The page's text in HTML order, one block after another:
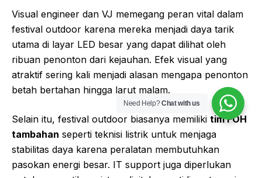
Visual engineer dan VJ memegang peran vital dalam
festival outdoor karena mereka menjadi daya tarik
utama di layar LED besar yang dapat dilihat oleh
ribuan penonton dari kejauhan. Efek visual yang
atraktif sering kali menjadi alasan mengapa penonton
betah bertahan hingga larut malam.
Selain itu, festival outdoor biasanya memiliki tim FOH
tambahan seperti teknisi listrik untuk menjaga
stabilitas daya karena peralatan membutuhkan
pasokan energi besar. IT support juga diperlukan
Need Help?Chat with us